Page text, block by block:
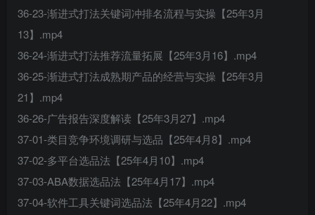
36-23-渐进式打法关键词冲排名流程与实操【25年3月
13】.mp4
36-24-渐进式打法推荐流量拓展【25年3月16】.mp4
36-25-渐进式打法成熟期产品的经营与实操【25年3月
21】.mp4
36-26-广告报告深度解读【25年3月27】.mp4
37-01-类目竞争环境调研与选品【25年4月8】.mp4
37-02-多平台选品法【25年4月10】.mp4
37-03-ABA数据选品法【25年4月17】.mp4
37-04-软件工具关键词选品法【25年4月22】.mp4